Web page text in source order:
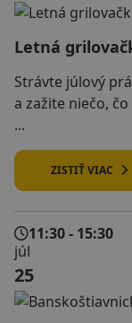
Letná
Strávte júlový
a zažite niečo,
...
ZISTIŤ VIAC
11:30 - 15:30
júl
25